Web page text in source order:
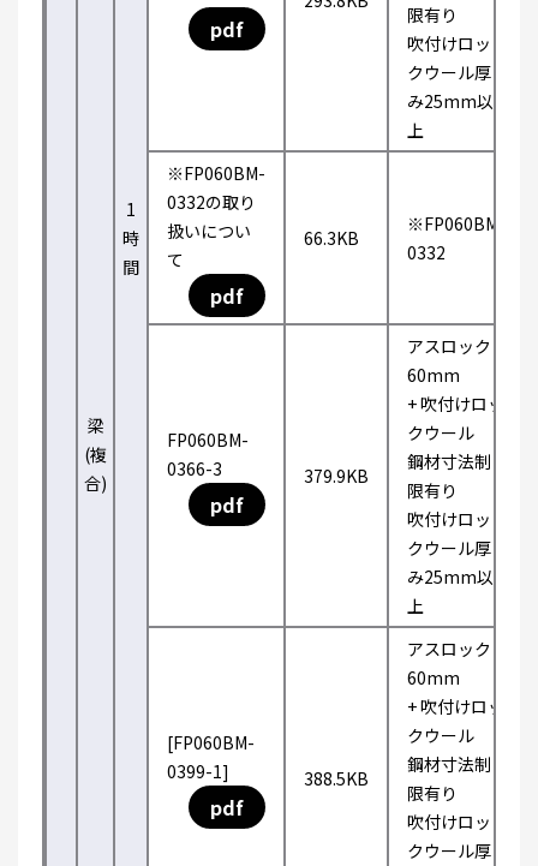
梁
(複
合)
1
時
間
pdf
限有り
吹付けロッ
クウール厚
み25mm以
上
※FP060BM-
0332の取り
扱いについ
て
pdf
66.3KB
※FP060BM-
0332
FP060BM-
0366-3
pdf
379.9KB
アスロック
60mm
+ 吹付けロッ
クウール
鋼材寸法制
限有り
吹付けロッ
クウール厚
み25mm以
上
[FP060BM-
0399-1]
pdf
388.5KB
アスロック
60mm
+ 吹付けロッ
クウール
鋼材寸法制
限有り
吹付けロッ
クウール厚